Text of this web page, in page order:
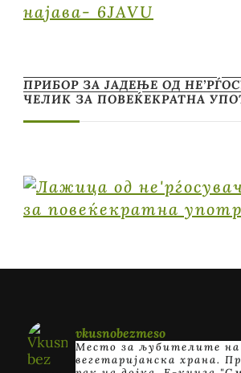
најава- 6JAVU
ПРИБОР ЗА ЈАДЕЊЕ ОД
ЧЕЛИК ЗА ПОВЕЌЕКРАТНА
vkusnobezmeso
Место за љубителите на
вегетаријанска храна.